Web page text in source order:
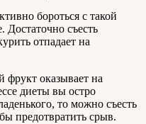
бороться с такой
Достаточно съесть
отпадает на
фрукт оказывает на
диеты вы остро
то можно съесть
предотвратить срыв.